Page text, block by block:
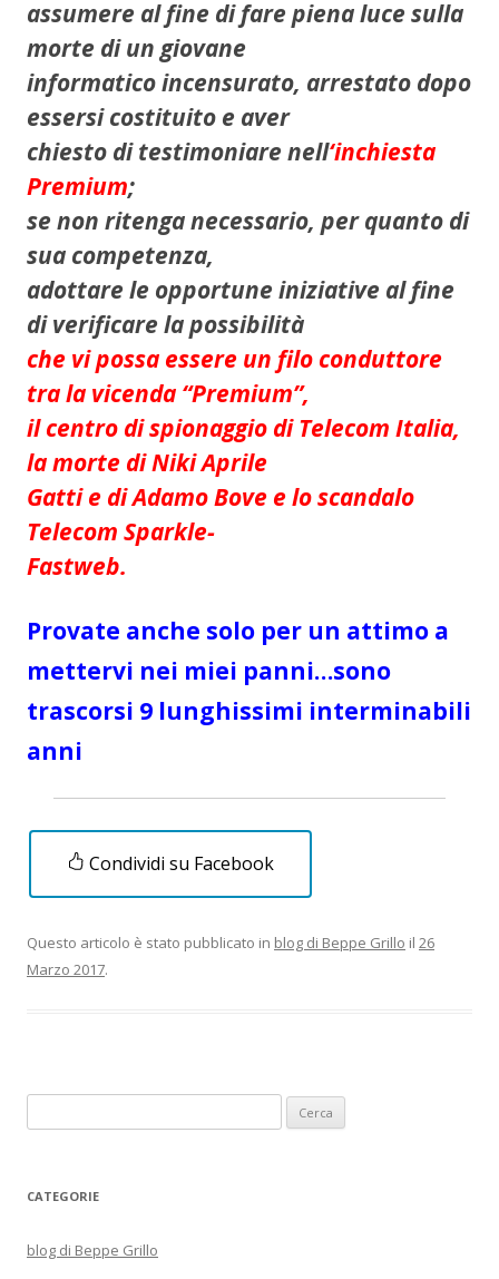
assumere al fine di fare piena luce sulla
morte di un giovane
informatico incensurato, arrestato dopo
essersi costituito e aver
chiesto di testimoniare nell‘inchiesta
Premium;
se non ritenga necessario, per quanto di
sua competenza,
adottare le opportune iniziative al fine
di verificare la possibilità
che vi possa essere un filo conduttore
tra la vicenda “Premium”,
il centro di spionaggio di Telecom Italia,
la morte di Niki Aprile
Gatti e di Adamo Bove e lo scandalo
Telecom Sparkle-
Fastweb.
Provate anche solo per un attimo a
mettervi nei miei panni…sono
trascorsi 9 lunghissimi interminabili
anni
Condividi su Facebook
Questo articolo è stato pubblicato in blog di Beppe Grillo il 26
Marzo 2017.
per:
CATEGORIE
blog di Beppe Grillo